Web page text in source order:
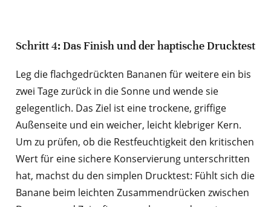
Schritt 4: Das Finish und der haptische Drucktest
Leg die flachgedrückten Bananen für weitere ein bis
zwei Tage zurück in die Sonne und wende sie
gelegentlich. Das Ziel ist eine trockene, griffige
Außenseite und ein weicher, leicht klebriger Kern.
Um zu prüfen, ob die Restfeuchtigkeit den kritischen
Wert für eine sichere Konservierung unterschritten
hat, machst du den simplen Drucktest: Fühlt sich die
Banane beim leichten Zusammendrücken zwischen